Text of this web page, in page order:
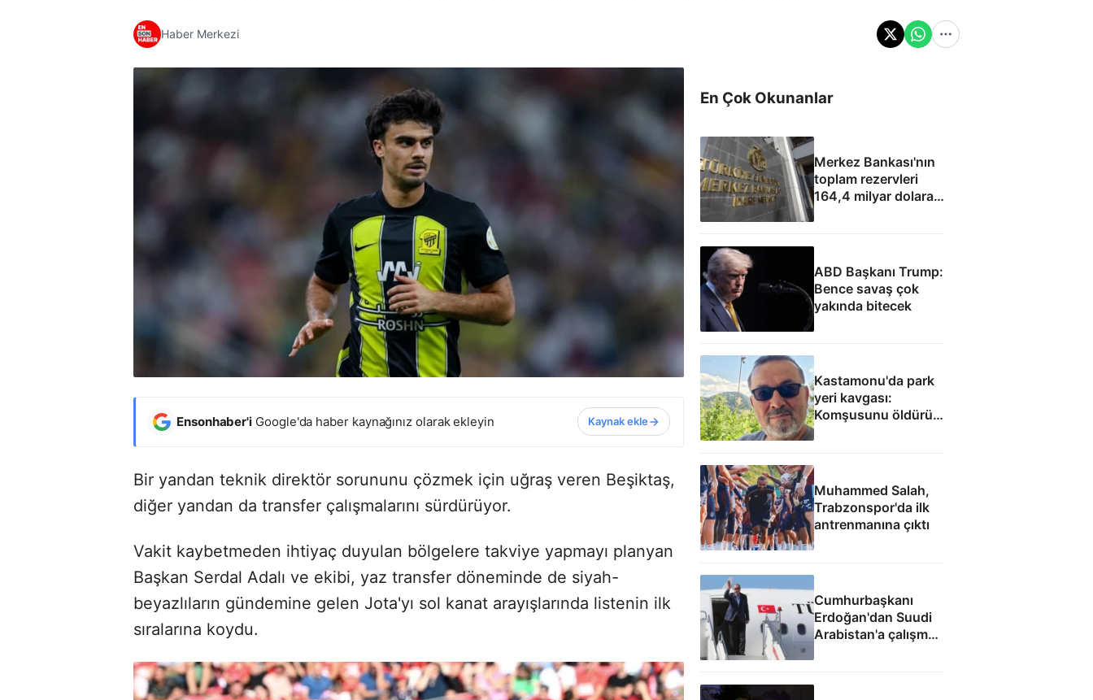
Haber Merkezi
Ensonhaber'i Google'da haber kaynağınız olarak ekleyin Kaynak ekle
Bir yandan teknik direktör sorununu çözmek için uğraş veren Beşiktaş,
diğer yandan da transfer çalışmalarını sürdürüyor.
Vakit kaybetmeden ihtiyaç duyulan bölgelere takviye yapmayı planyan
Başkan Serdal Adalı ve ekibi, yaz transfer döneminde de siyah-
beyazlıların gündemine gelen Jota'yı sol kanat arayışlarında listenin ilk
sıralarına koydu.
En Çok Okunanlar
Merkez Bankası'nın
toplam rezervleri
164,4 milyar dolara
yükseldi
ABD Başkanı Trump:
Bence savaş çok
yakında bitecek
Kastamonu'da park
yeri kavgası:
Komşusunu öldürüp
evini ve aracını ateşe
Muhammed Salah,
Trabzonspor'da ilk
antrenmanına çıktı
Cumhurbaşkanı
Erdoğan'dan Suudi
Arabistan'a çalışma